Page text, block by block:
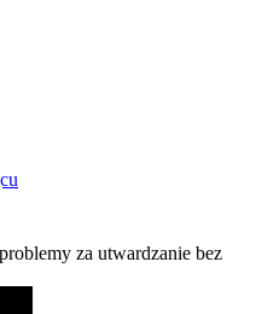
za utwardzanie bez